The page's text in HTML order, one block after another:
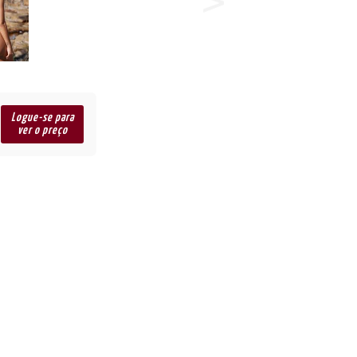
Logue-se para
ver o preço